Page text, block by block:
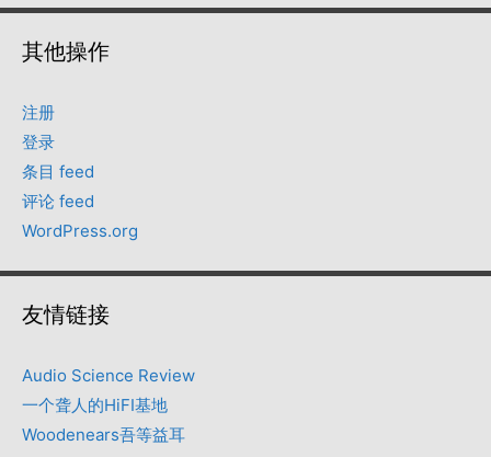
其他操作
注册
登录
条目 feed
评论 feed
WordPress.org
友情链接
Audio Science Review
一个聋人的HiFI基地
Woodenears吾等益耳